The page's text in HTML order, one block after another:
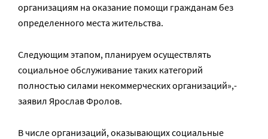
организациям на оказание помощи гражданам без
определенного места жительства.
Следующим этапом, планируем осуществлять
социальное обслуживание таких категорий
полностью силами некоммерческих организаций»,-
заявил Ярослав Фролов.
В числе организаций, оказывающих социальные